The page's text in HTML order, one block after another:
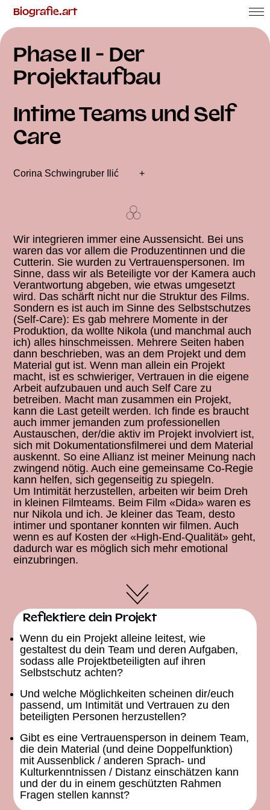
Phasen
Arbeitsdokument
Aktuelles
Über uns
Biografie.art
Phase II - Der
Projektaufbau
Intime Teams und Self
Care
Corina Schwingruber Ilić +
Wir integrieren immer eine Aussensicht. Bei uns
waren das vor allem die Produzentinnen und die
Cutterin. Sie wurden zu Vertrauenspersonen. Im
Sinne, dass wir als Beteiligte vor der Kamera auch
Verantwortung abgeben, wie etwas umgesetzt
wird. Das schärft nicht nur die Struktur des Films.
Sondern es ist auch im Sinne des Selbstschutzes
(Self-Care): Es gab mehrere Momente in der
Produktion, da wollte Nikola (und manchmal auch
ich) alles hinschmeissen. Mehrere Seiten haben
dann beschrieben, was an dem Projekt und dem
Material gut ist. Wenn man allein ein Projekt
macht, ist es schwieriger, Vertrauen in die eigene
Arbeit aufzubauen und auch Self Care zu
betreiben. Macht man zusammen ein Projekt,
kann die Last geteilt werden. Ich finde es braucht
auch immer jemanden zum professionellen
Austauschen, der/die aktiv im Projekt involviert ist,
sich mit Dokumentationsfilmerei und dem Material
auskennt. So eine Allianz ist meiner Meinung nach
zwingend nötig. Auch eine gemeinsame Co-Regie
kann helfen, sich gegenseitig zu spiegeln.
Um Intimität herzustellen, arbeiten wir beim Dreh
in kleinen Filmteams. Beim Film «Dida» waren es
nur Nikola und ich. Je kleiner das Team, desto
intimer und spontaner konnten wir filmen. Auch
wenn es auf Kosten der «High-End-Qualität» geht,
dadurch war es möglich sich mehr emotional
einzubringen.
Reflektiere dein Projekt
Wenn du ein Projekt alleine leitest, wie
gestaltest du dein Team und deren Aufgaben,
sodass alle Projektbeteiligten auf ihren
Selbstschutz achten?
Und welche Möglichkeiten scheinen dir/euch
passend, um Intimität und Vertrauen zu den
beteiligten Personen herzustellen?
Gibt es eine Vertrauensperson in deinem Team,
die dein Material (und deine Doppelfunktion)
mit Aussenblick / anderen Sprach- und
Kulturkenntnissen / Distanz einschätzen kann
und der du in einem geschützten Rahmen
Fragen stellen kannst?